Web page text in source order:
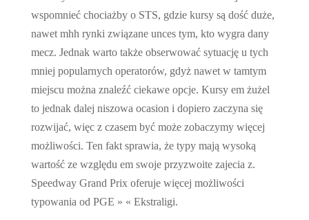
wspomnieć chociażby o STS, gdzie kursy są dość duże,
nawet mhh rynki związane unces tym, kto wygra dany
mecz. Jednak warto także obserwować sytuację u tych
mniej popularnych operatorów, gdyż nawet w tamtym
miejscu można znaleźć ciekawe opcje. Kursy em żużel
to jednak dalej niszowa ocasion i dopiero zaczyna się
rozwijać, więc z czasem być może zobaczymy więcej
możliwości. Ten fakt sprawia, że typy mają wysoką
wartość ze względu em swoje przyzwoite zajecia z.
Speedway Grand Prix oferuje więcej możliwości
typowania od PGE » « Ekstraligi.